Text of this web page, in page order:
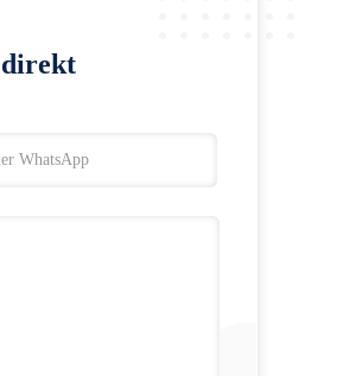
direkt